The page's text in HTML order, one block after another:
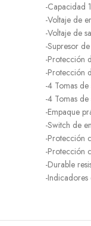
-Capacidad
-Voltaje de
-Voltaje de
-Supresor
-Protección
-Protección
-4 Tomas
-4 Tomas
-Empaque
-Switch de
-Protección
-Protección
-Durable
-